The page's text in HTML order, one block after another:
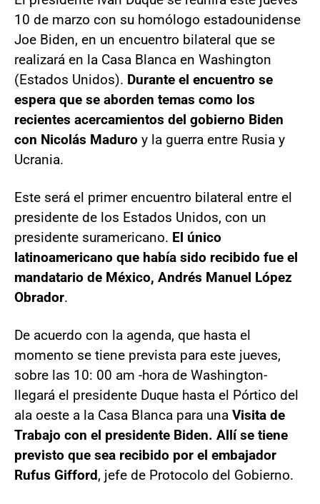
10 de marzo con su homólogo estadounidense
Joe Biden, en un encuentro bilateral que se
realizará en la Casa Blanca en Washington
(Estados Unidos). Durante el encuentro se
espera que se aborden temas como los
recientes acercamientos del gobierno Biden
con Nicolás Maduro y la guerra entre Rusia y
Ucrania.
Este será el primer encuentro bilateral entre el
presidente de los Estados Unidos, con un
presidente suramericano. El único
latinoamericano que había sido recibido fue el
mandatario de México, Andrés Manuel López
Obrador.
De acuerdo con la agenda, que hasta el
momento se tiene prevista para este jueves,
sobre las 10: 00 am -hora de Washington-
llegará el presidente Duque hasta el Pórtico del
ala oeste a la Casa Blanca para una Visita de
Trabajo con el presidente Biden. Allí se tiene
previsto que sea recibido por el embajador
Rufus Gifford, jefe de Protocolo del Gobierno.